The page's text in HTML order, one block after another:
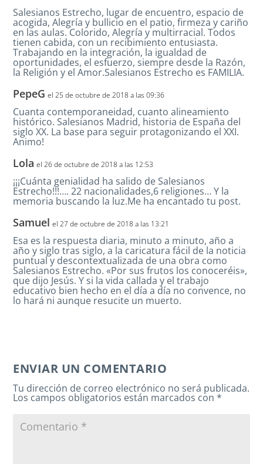
Salesianos Estrecho, lugar de encuentro, espacio de
acogida, Alegría y bullicio en el patio, firmeza y cariño
en las aulas. Colorido, Alegría y multirracial. Todos
tienen cabida, con un recibimiento entusiasta.
Trabajando en la integración, la igualdad de
oportunidades, el esfuerzo, siempre desde la Razón,
la Religión y el Amor.Salesianos Estrecho es FAMILIA.
PepeG el 25 de octubre de 2018 a las 09:36
Cuanta contemporaneidad, cuanto alineamiento
histórico. Salesianos Madrid, historia de España del
siglo XX. La base para seguir protagonizando el XXI.
Animo!
Lola el 26 de octubre de 2018 a las 12:53
¡¡¡Cuánta genialidad ha salido de Salesianos
Estrecho!!!…. 22 nacionalidades,6 religiones… Y la
memoria buscando la luz.Me ha encantado tu post.
Samuel el 27 de octubre de 2018 a las 13:21
Esa es la respuesta diaria, minuto a minuto, año a
año y siglo tras siglo, a la caricatura fácil de la noticia
puntual y descontextualizada de una obra como
Salesianos Estrecho. «Por sus frutos los conoceréis»,
que dijo Jesús. Y si la vida callada y el trabajo
educativo bien hecho en el día a día no convence, no
lo hará ni aunque resucite un muerto.
ENVIAR UN COMENTARIO
Tu dirección de correo electrónico no será publicada.
Los campos obligatorios están marcados con*